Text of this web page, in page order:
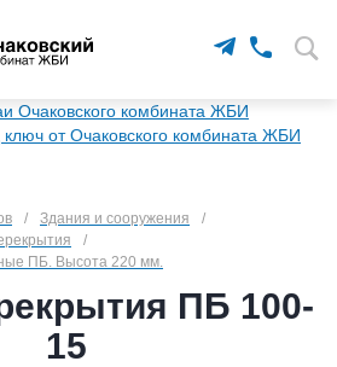
/ Здания и сооружения
/
/
ПБ. Высота 220 мм.
ПБ 100-
15